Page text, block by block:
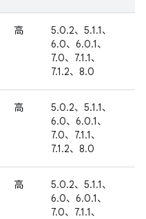
高
5.0.2、5.1.1、
6.0、6.0.1、
7.0、7.1.1、
7.1.2、8.0
高
5.0.2、5.1.1、
6.0、6.0.1、
7.0、7.1.1、
7.1.2、8.0
高
5.0.2、5.1.1、
6.0、6.0.1、
7.0、7.1.1、